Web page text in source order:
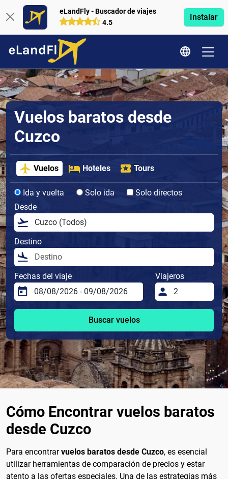
eLandFly - Buscador de viajes
4.5
Instalar
Vuelos baratos desde
Cuzco
Vuelos Hoteles Tours
Ida y vuelta Solo ida
Solo directos
Desde
Destino
Fechas del viaje Viajeros
Buscar vuelos
Cómo Encontrar vuelos baratos
desde Cuzco
Para encontrarvuelos baratos desde Cuzco, es esencial
utilizar herramientas de comparación de precios y estar
atento a las ofertas especiales. Una de las estrategias más